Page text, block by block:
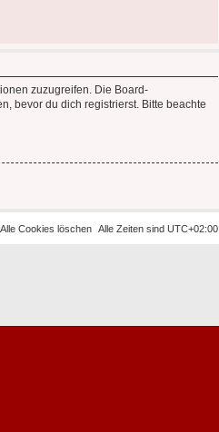
zuzugreifen. Die Board-
bevor du dich registrierst. Bitte beachte
Alle Zeiten sind UTC+02:00
Alle Cookies löschen